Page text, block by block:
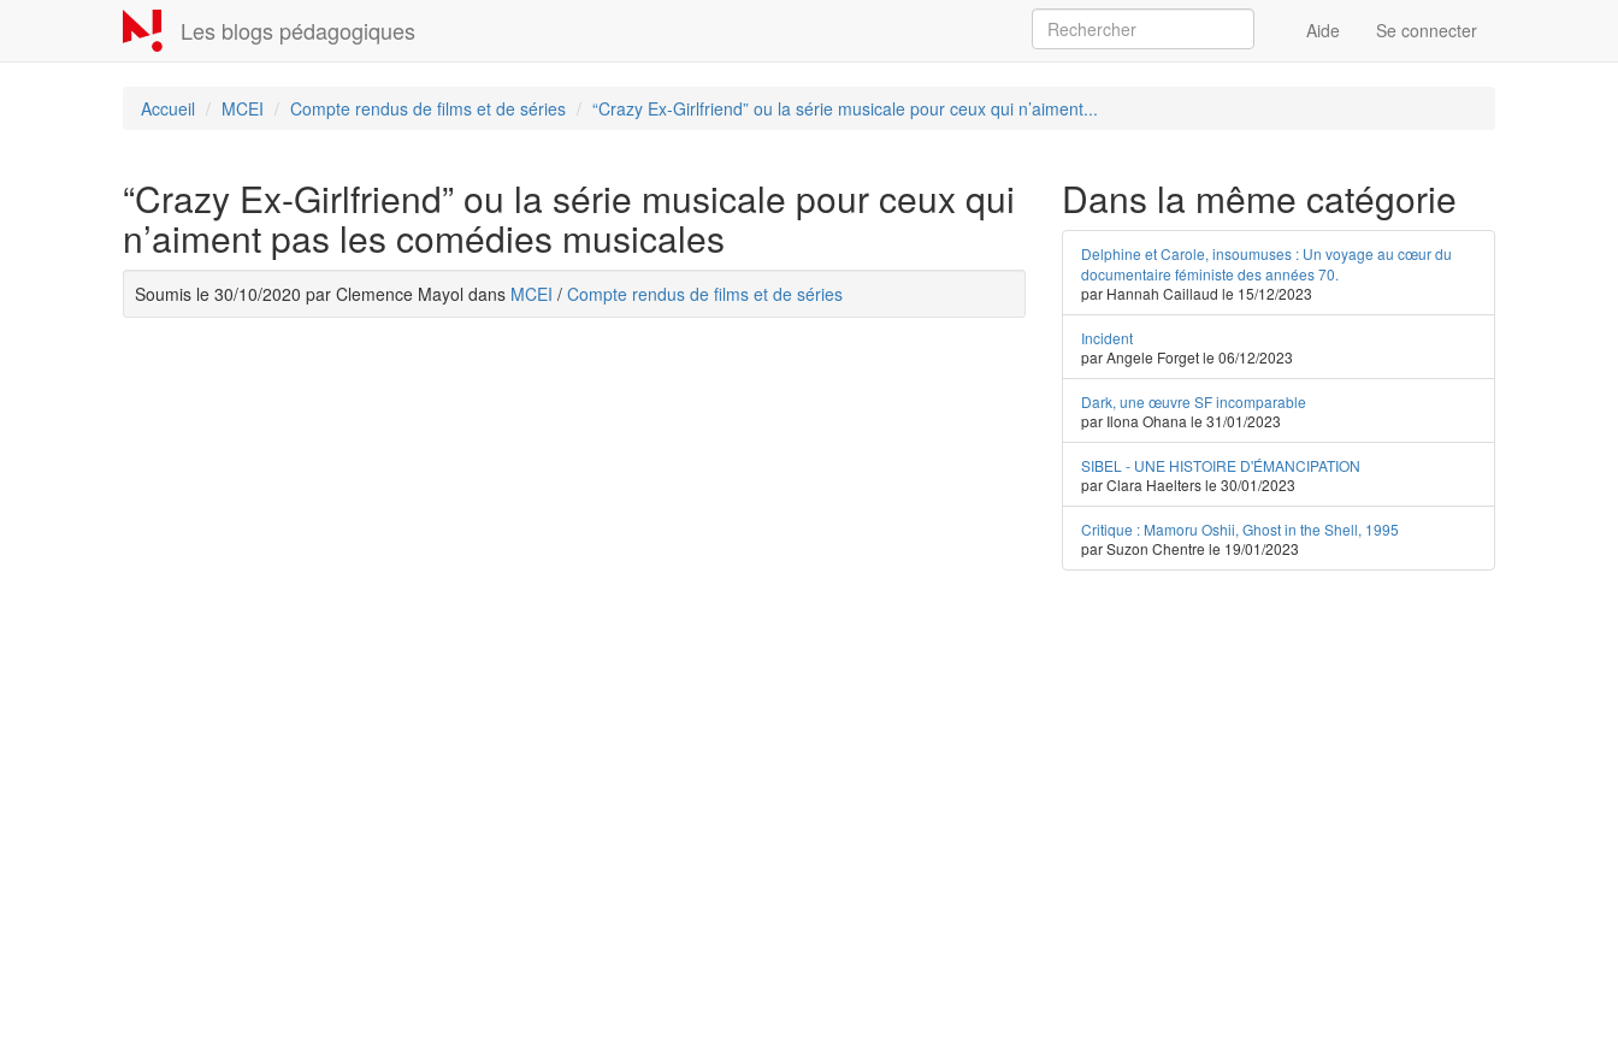
contenu
Les blogs pédagogiques Aide Se connecter
Accueil MCEI Compte rendus de films et de séries “Crazy Ex-Girlfriend” ou la série musicale pour ceux qui n’aiment...
“Crazy Ex-Girlfriend” ou la série musicale pour ceux qui
n’aiment pas les comédies musicales
Soumis le 30/10/2020 par Clemence Mayol dans MCEI / Compte rendus de films et de séries
Dans la même catégorie
Delphine et Carole, insoumuses : Un voyage au cœur du
documentaire féministe des années 70.
par Hannah Caillaud le 15/12/2023
Incident
par Angele Forget le 06/12/2023
Dark, une œuvre SF incomparable
par Ilona Ohana le 31/01/2023
SIBEL - UNE HISTOIRE D'ÉMANCIPATION
par Clara Haelters le 30/01/2023
Critique : Mamoru Oshii, Ghost in the Shell, 1995
par Suzon Chentre le 19/01/2023